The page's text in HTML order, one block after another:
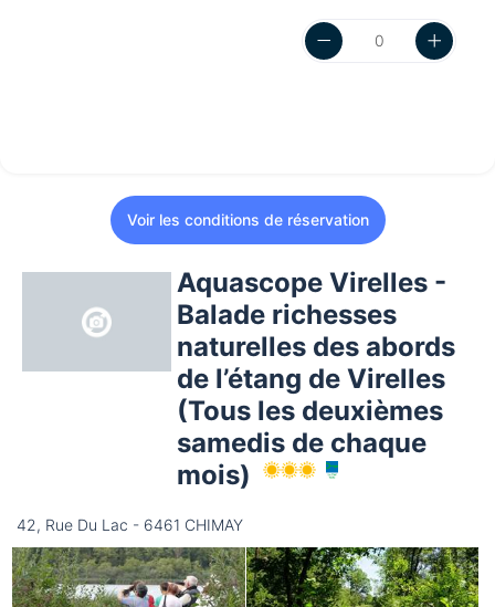
Voir les conditions de réservation
Aquascope Virelles -
Balade richesses
naturelles des abords
de l’étang de Virelles
(Tous les deuxièmes
samedis de chaque
mois)
42, Rue Du Lac - 6461 CHIMAY